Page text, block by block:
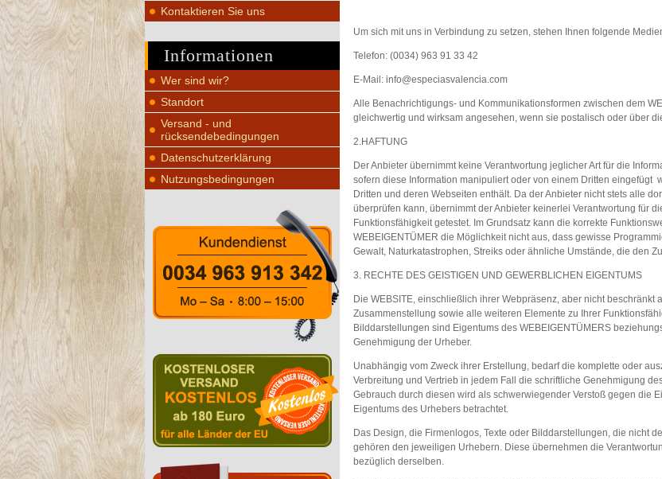
Kontaktieren Sie uns
Informationen
Wer sind wir?
Standort
Versand - und
rücksendebedingungen
Datenschutzerklärung
Nutzungsbedingungen
Um sich mit uns in Verbindung zu setzen, stehen Ihnen folgende
Telefon: (0034) 963 91 33 42
E-Mail: info@especiasvalencia.com
Alle Benachrichtigungs- und Kommunikationsformen zwischen dem
gleichwertig und wirksam angesehen, wenn sie postalisch oder über
2.HAFTUNG
Der Anbieter übernimmt keine Verantwortung jeglicher Art für die
sofern diese Information manipuliert oder von einem Dritten eingefügt
Dritten und deren Webseiten enthält. Da der Anbieter nicht stets alle
überprüfen kann, übernimmt der Anbieter keinerlei Verantwortung für
Funktionsfähigkeit getestet. Im Grundsatz kann die korrekte
WEBEIGENTÜMER die Möglichkeit nicht aus, dass gewisse
Gewalt, Naturkatastrophen, Streiks oder ähnliche Umstände, die den
3. RECHTE DES GEISTIGEN UND GEWERBLICHEN EIGENTUMS
Die WEBSITE, einschließlich ihrer Webpräsenz, aber nicht
Zusammenstellung sowie alle weiteren Elemente zu Ihrer
Bilddarstellungen sind Eigentums des WEBEIGENTÜMERS
Genehmigung der Urheber.
Unabhängig vom Zweck ihrer Erstellung, bedarf die komplette oder
Verbreitung und Vertrieb in jedem Fall die schriftliche Genehmigung
Gebrauch durch diesen wird als schwerwiegender Verstoß gegen die
Eigentums des Urhebers betrachtet.
Das Design, die Firmenlogos, Texte oder Bilddarstellungen, die nicht
gehören den jeweiligen Urhebern. Diese übernehmen die
bezüglich derselben.